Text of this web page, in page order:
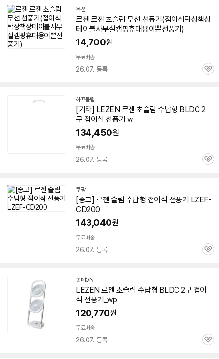
옥션
르젠 르젠 초슬림 무선 선풍기(접이식탁상책상
테이블사무실캠핑휴대용이쁜선풍기)
14,700원
무료배송
26.07. 등록
관
하프클럽
[기타] LEZEN 르젠 초슬림 수납형 BLDC 2
구 접이식 선풍기 w
134,450원
무료배송
26.07. 등록
관
쿠팡
[중고] 르젠 슬림 수납형 접이식 선풍기 LZEF-
CD200
143,040원
무료배송
26.07. 등록
관
롯데ON
LEZEN 르젠 초슬림 수납형 BLDC 2구 접이
식 선풍기 _wp
120,770원
무료배송
26.07. 등록
관